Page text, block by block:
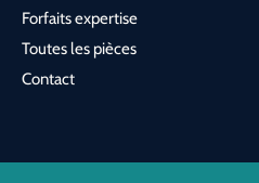
Forfaits expertise
Toutes les pièces
Contact